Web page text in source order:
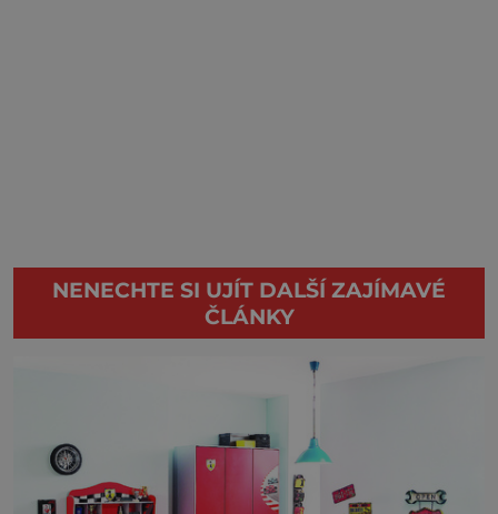
NENECHTE SI UJÍT DALŠÍ ZAJÍMAVÉ
ČLÁNKY